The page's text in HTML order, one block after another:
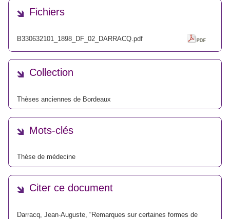
Fichiers
B330632101_1898_DF_02_DARRACQ.pdf
Collection
Thèses anciennes de Bordeaux
Mots-clés
Thèse de médecine
Citer ce document
Darracq, Jean-Auguste, “Remarques sur certaines formes de